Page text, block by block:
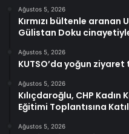
Ağustos 5, 2026
Kırmızı bültenle
Gülistan Doku
Ağustos 5, 2026
KUTSO’da yoğun
Ağustos 5, 2026
Kılıçdaroğlu, CHP
Eğitimi Toplantısına
Ağustos 5, 2026